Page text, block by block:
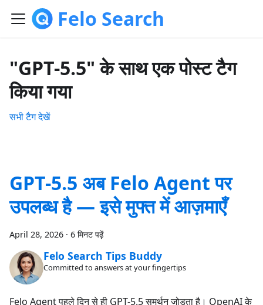
Felo Search
"GPT-5.5" के साथ एक पोस्ट टैग
किया गया
सभी टैग देखें
GPT-5.5 अब Felo Agent पर
उपलब्ध है — इसे मुफ्त में आज़माएँ
April 28, 2026 · 6 मिनट पढ़ें
Felo Search Tips Buddy
Committed to answers at your fingertips
Felo Agent पहले दिन से ही GPT-5.5 समर्थन जोड़ता है। OpenAI के